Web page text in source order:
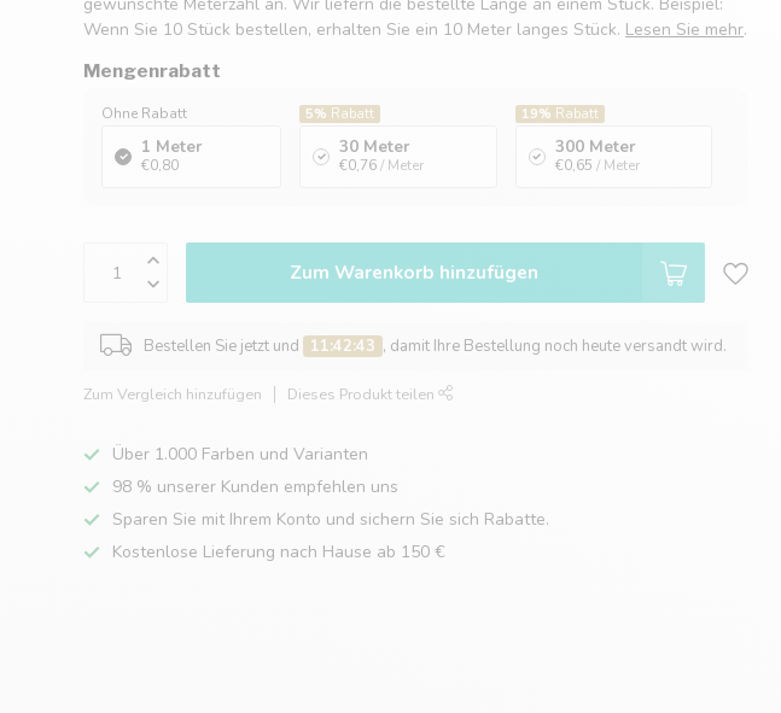
Wenn Sie 10 Stück bestellen, erhalten Sie ein 10 Meter langes Stück. Lesen Sie mehr.
Mengenrabatt
Ohne Rabatt
1 Meter
€0,80
5% Rabatt
30 Meter
€0,76 / Meter
19% Rabatt
300 Meter
€0,65 / Meter
Zum Warenkorb hinzufügen
Bestellen Sie jetzt und 11:42:42 , damit Ihre Bestellung noch heute versandt wird.
Zum Vergleich hinzufügen Dieses Produkt teilen
Über 1.000 Farben und Varianten
98 % unserer Kunden empfehlen uns
Sparen Sie mit Ihrem Konto und sichern Sie sich Rabatte.
Kostenlose Lieferung nach Hause ab 150 €